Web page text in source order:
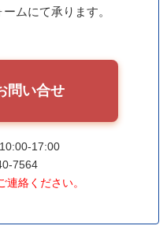
ムにて承ります。
問い合せ
17:00
7564
絡ください。